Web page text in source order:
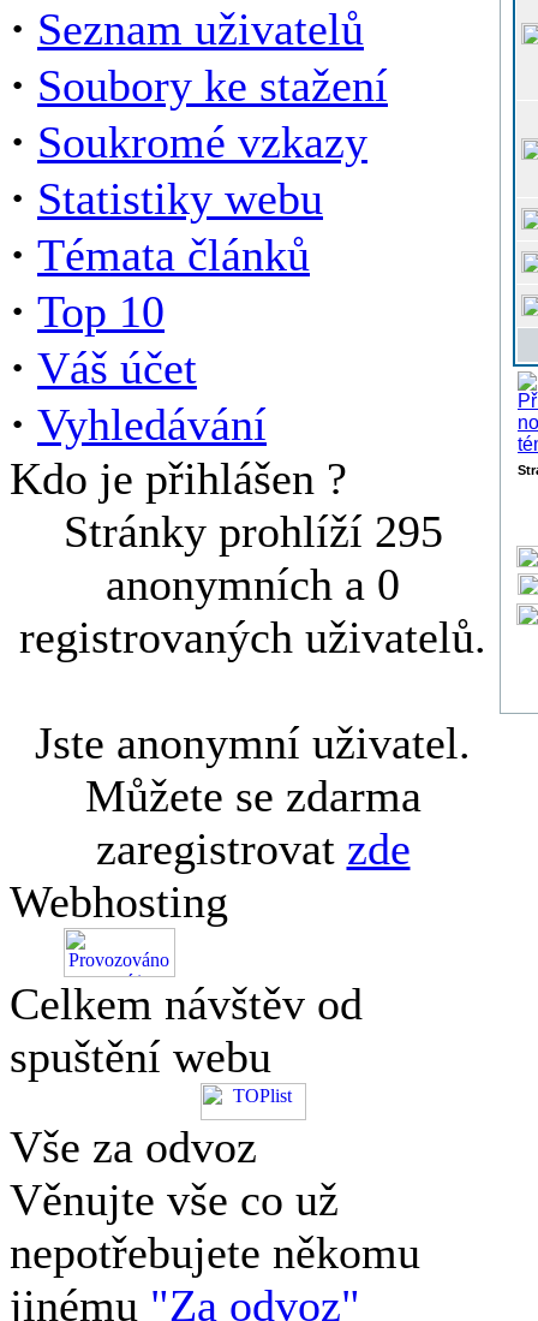
· Seznam uživatelů
· Soubory ke stažení
· Soukromé vzkazy
· Statistiky webu
· Témata článků
· Top 10
· Váš účet
· Vyhledávání
Kdo je přihlášen ?
Stránky prohlíží 295
anonymních a 0
registrovaných uživatelů.
Jste anonymní uživatel.
Můžete se zdarma
zaregistrovat zde
Webhosting
Celkem návštěv od
spuštění webu
Vše za odvoz
Věnujte vše co už
nepotřebujete někomu
jinému "Za odvoz"